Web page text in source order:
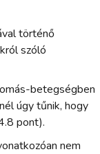
történő
szóló
betegségben
úgy tűnik, hogy
pont).
nem